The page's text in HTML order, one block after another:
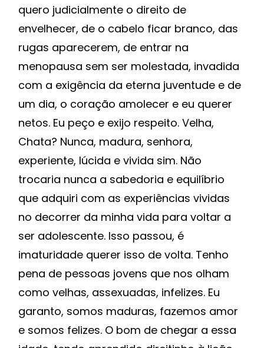
quero judicialmente o direito de
envelhecer, de o cabelo ficar branco, das
rugas aparecerem, de entrar na
menopausa sem ser molestada, invadida
com a exigência da eterna juventude e de
um dia, o coração amolecer e eu querer
netos. Eu peço e exijo respeito. Velha,
Chata? Nunca, madura, senhora,
experiente, lúcida e vivida sim. Não
trocaria nunca a sabedoria e equilíbrio
que adquiri com as experiências vividas
no decorrer da minha vida para voltar a
ser adolescente. Isso passou, é
imaturidade querer isso de volta. Tenho
pena de pessoas jovens que nos olham
como velhas, assexuadas, infelizes. Eu
garanto, somos maduras, fazemos amor
e somos felizes. O bom de chegar a essa